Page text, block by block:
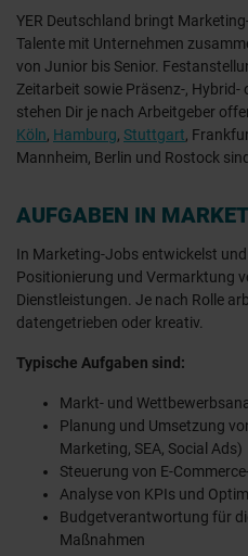
YER Deutschland bringt
Talente mit Unternehmen
von Junior bis Senior.
Zeitarbeit sowie Präsenz-, Hybrid-
stehen Dir je nach Arbeitgeber
Köln, Hamburg, Stuttgart,
Mannheim, Berlin und Rostock
AUFGABEN IN
In Marketing-Jobs entwickelst
Positionierung und Vermarktung
Dienstleistungen. Je nach Rolle
datengetrieben oder kreativ.
Typische Aufgaben sind:
Markt- und
Planung und Umsetzung
Marketing, SEA, Social Ads)
Steuerung von E-
Analyse von KPIs und
Budgetverantwortung für
Maßnahmen